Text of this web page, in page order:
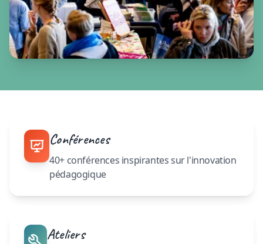
Conférences
40+ conférences inspirantes sur l'innovation
pédagogique
Ateliers